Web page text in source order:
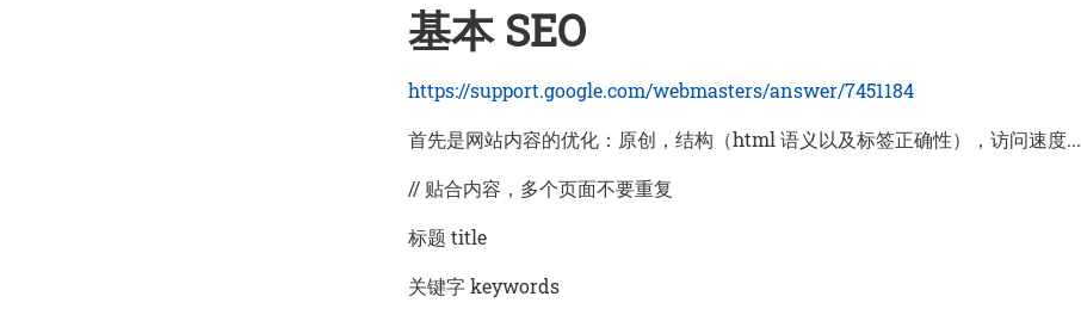
基本 SEO
https://support.google.com/webmasters/answer/7451184
首先是网站内容的优化：原创，结构（html 语义以及标签正确性），访问速度...
// 贴合内容，多个页面不要重复
标题 title
关键字 keywords